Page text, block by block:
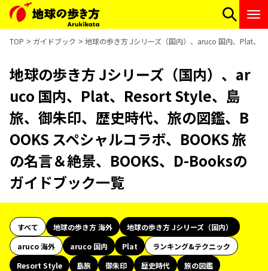
TOP ガイドブック 地球の歩き方 Jシリーズ（国内）、aruco 国内、Plat、
地球の歩き方 Jシリーズ（国内）、ar
uco 国内、Plat、Resort Style、島
旅、御朱印、歴史時代、旅の図鑑、B
OOKS スペシャルコラボ、BOOKS 旅
の名言＆絶景、BOOKS、D-Booksの
ガイドブック一覧
すべて 地球の歩き方 海外
地球の歩き方 Jシリーズ（国内）
aruco 海外
aruco 国内 Plat
ランキング&テクニック
Resort Style
島旅 御朱印 歴史時代
旅の図鑑